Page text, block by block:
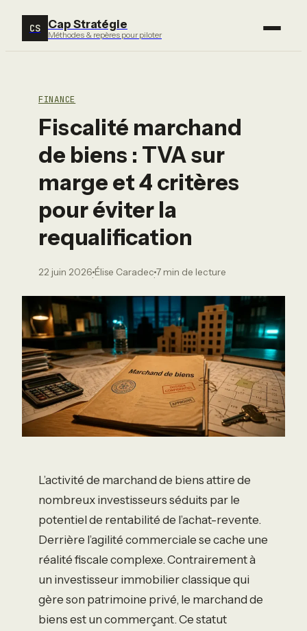
CS Cap Stratégie
Méthodes & repères pour piloter
FINANCE
Fiscalité marchand
de biens : TVA sur
marge et 4 critères
pour éviter la
requalification
22 juin 2026
·
Élise Caradec
·
7 min de lecture
L’activité de marchand de biens attire de
nombreux investisseurs séduits par le
potentiel de rentabilité de l’achat-revente.
Derrière l’agilité commerciale se cache une
réalité fiscale complexe. Contrairement à
un investisseur immobilier classique qui
gère son patrimoine privé, le marchand de
biens est un commerçant. Ce statut